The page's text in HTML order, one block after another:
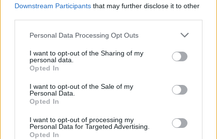
Downstream Participants that may further disclose it to other
Please note that this website/app uses one or more Google
not limited to your visit or usage behaviour. You may click to
grant or deny consent to Google and its third-party tags to
use your data for below specified purposes in below Google
consent section.
Personal Data Processing Opt Outs
I want to opt-out of the Sharing of my
personal data.
Opted In
I want to opt-out of the Sale of my
Personal Data.
Opted In
I want to opt-out of processing my
Personal Data for Targeted Advertising.
Opted In
Αν τα χάσατε